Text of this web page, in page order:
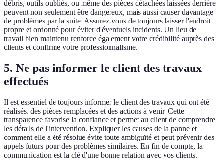
débris, outils oubliés, ou même des pièces détachées laissées derrière
peuvent non seulement être dangereux, mais aussi causer davantage
de problèmes par la suite. Assurez-vous de toujours laisser l'endroit
propre et ordonné pour éviter d'éventuels incidents. Un lieu de
travail bien maintenu renforce également votre crédibilité auprès des
clients et confirme votre professionnalisme.
5. Ne pas informer le client des travaux
effectués
Il est essentiel de toujours informer le client des travaux qui ont été
réalisés, des pièces remplacées et des actions à venir. Cette
transparence favorise la confiance et permet au client de comprendre
les détails de l'intervention. Expliquer les causes de la panne et
comment elle a été résolue évite toute ambiguïté et peut prévenir des
appels futurs pour des problèmes similaires. En fin de compte, la
communication est la clé d'une bonne relation avec vos clients.